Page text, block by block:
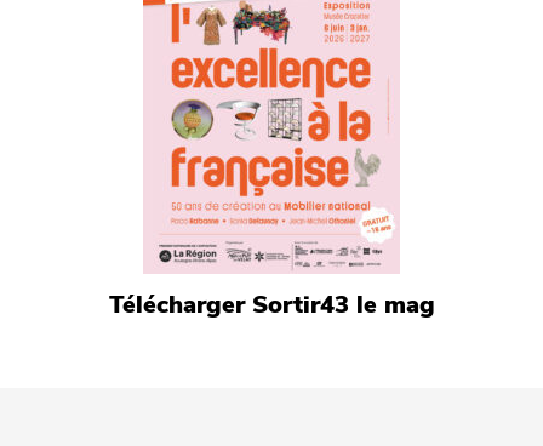
Télécharger Sortir43 le mag